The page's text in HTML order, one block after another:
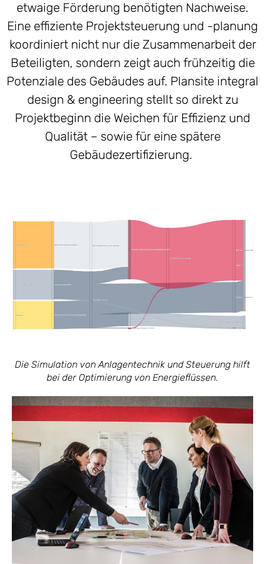
etwaige Förderung benötigten Nachweise.
Eine effiziente Projektsteuerung und -planung
koordiniert nicht nur die Zusammenarbeit der
Beteiligten, sondern zeigt auch frühzeitig die
Potenziale des Gebäudes auf. Plansite integral
design & engineering stellt so direkt zu
Projektbeginn die Weichen für Effizienz und
Qualität – sowie für eine spätere
Gebäudezertifizierung.
Die Simulation von Anlagentechnik und Steuerung hilft
bei der Optimierung von Energieflüssen.